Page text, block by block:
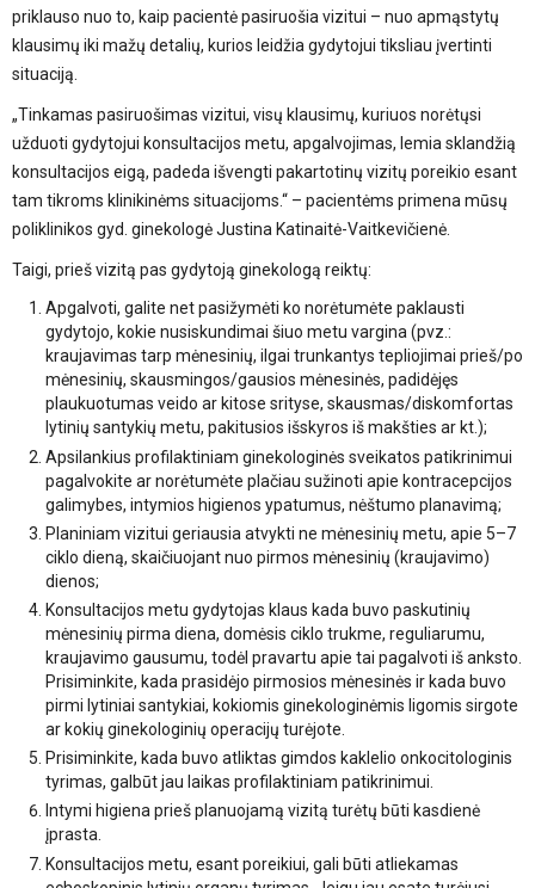
priklauso nuo to, kaip pacientė pasiruošia vizitui – nuo apmąstytų
klausimų iki mažų detalių, kurios leidžia gydytojui tiksliau įvertinti
situaciją.
„Tinkamas pasiruošimas vizitui, visų klausimų, kuriuos norėtųsi
užduoti gydytojui konsultacijos metu, apgalvojimas, lemia sklandžią
konsultacijos eigą, padeda išvengti pakartotinų vizitų poreikio esant
tam tikroms klinikinėms situacijoms.“ – pacientėms primena mūsų
poliklinikos gyd. ginekologė Justina Katinaitė-Vaitkevičienė.
Taigi, prieš vizitą pas gydytoją ginekologą reiktų:
Apgalvoti, galite net pasižymėti ko norėtumėte paklausti
gydytojo, kokie nusiskundimai šiuo metu vargina (pvz.:
kraujavimas tarp mėnesinių, ilgai trunkantys tepliojimai prieš/po
mėnesinių, skausmingos/gausios mėnesinės, padidėjęs
plaukuotumas veido ar kitose srityse, skausmas/diskomfortas
lytinių santykių metu, pakitusios išskyros iš makšties ar kt.);
Apsilankius profilaktiniam ginekologinės sveikatos patikrinimui
pagalvokite ar norėtumėte plačiau sužinoti apie kontracepcijos
galimybes, intymios higienos ypatumus, nėštumo planavimą;
Planiniam vizitui geriausia atvykti ne mėnesinių metu, apie 5–7
ciklo dieną, skaičiuojant nuo pirmos mėnesinių (kraujavimo)
dienos;
Konsultacijos metu gydytojas klaus kada buvo paskutinių
mėnesinių pirma diena, domėsis ciklo trukme, reguliarumu,
kraujavimo gausumu, todėl pravartu apie tai pagalvoti iš anksto.
Prisiminkite, kada prasidėjo pirmosios mėnesinės ir kada buvo
pirmi lytiniai santykiai, kokiomis ginekologinėmis ligomis sirgote
ar kokių ginekologinių operacijų turėjote.
Prisiminkite, kada buvo atliktas gimdos kaklelio onkocitologinis
tyrimas, galbūt jau laikas profilaktiniam patikrinimui.
Intymi higiena prieš planuojamą vizitą turėtų būti kasdienė
įprasta.
Konsultacijos metu, esant poreikiui, gali būti atliekamas